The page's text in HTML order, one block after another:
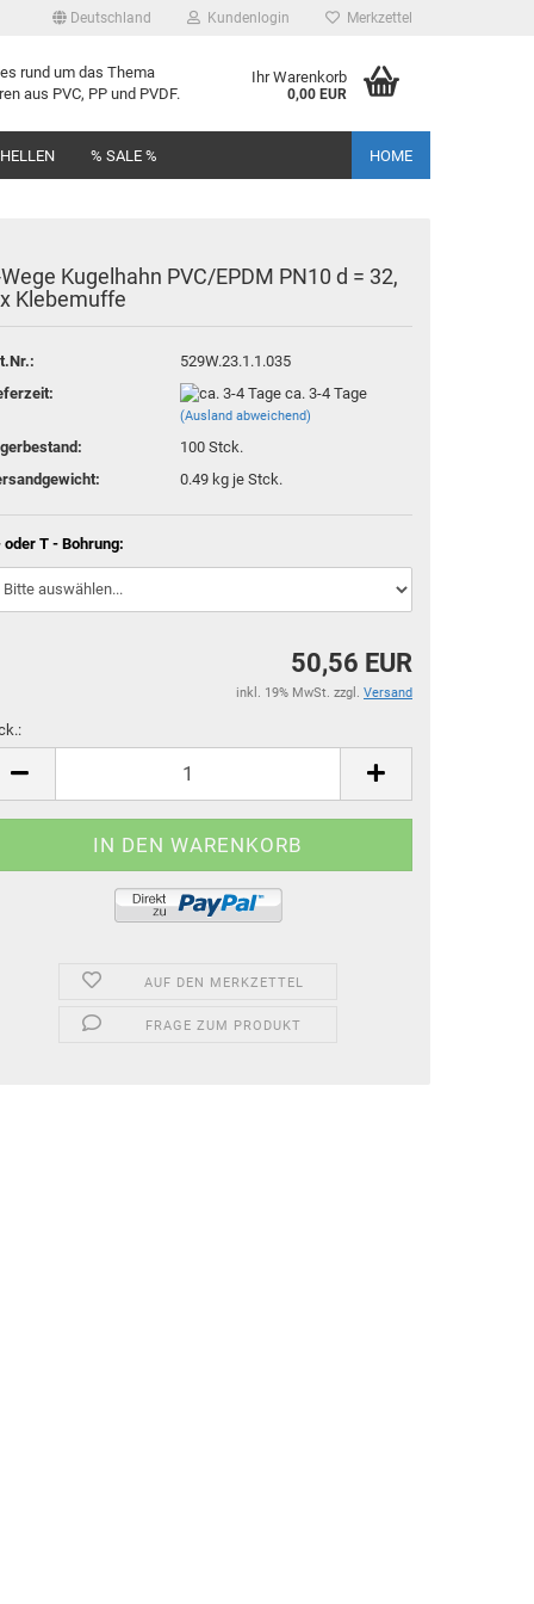
Deutschland Kundenlogin Merkzettel
rund um das Thema
aus PVC, PP und PVDF.
Ihr Warenkorb
0,00 EUR
% SALE % HOME
Ku­gel­hahn PVC/EPDM PN10 d = 32,
Kle­be­muf­fe
529W.23.1.1.035
ca. 3-4 Tage
(Ausland abweichend)
100 Stck.
0.49 kg je Stck.
oder T - Bohrung:
50,56 EUR
inkl. 19% MwSt. zzgl. Versand
AUF DEN MERKZETTEL
FRAGE ZUM PRODUKT